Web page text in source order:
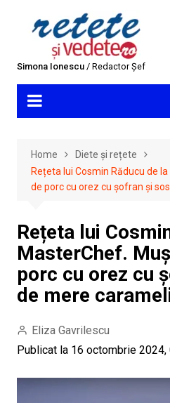
Simona Ionescu/ Redactor Șef
Home
Diete și rețete
Rețeta lui Cosmin Răducu de
de porc cu orez cu șofran și
Rețeta lui
MasterChef.
porc cu orez cu
de mere
Eliza Gavrilescu
Publicat la 16 octombrie 2024,